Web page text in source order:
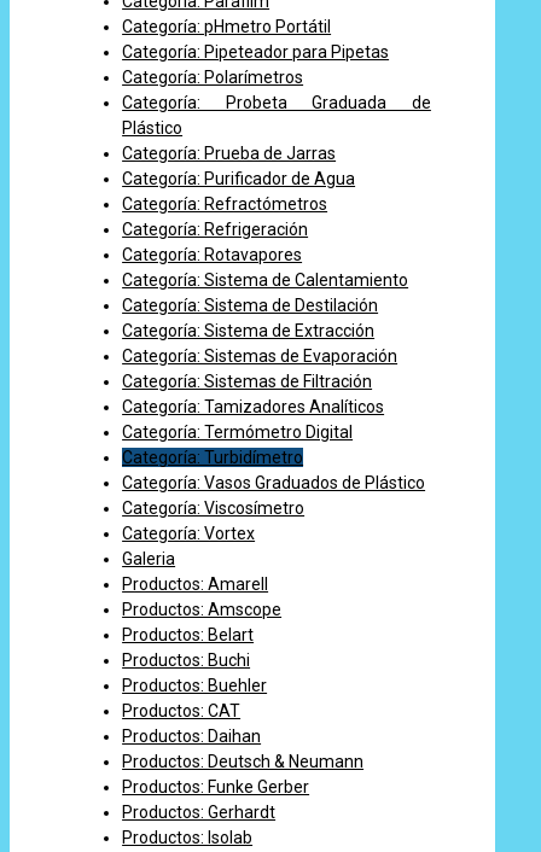
Categoría: pHmetro Portátil
Categoría: Pipeteador para Pipetas
Categoría: Polarímetros
Categoría: Probeta Graduada de
Plástico
Categoría: Prueba de Jarras
Categoría: Purificador de Agua
Categoría: Refractómetros
Categoría: Refrigeración
Categoría: Rotavapores
Categoría: Sistema de Calentamiento
Categoría: Sistema de Destilación
Categoría: Sistema de Extracción
Categoría: Sistemas de Evaporación
Categoría: Sistemas de Filtración
Categoría: Tamizadores Analíticos
Categoría: Termómetro Digital
Categoría: Turbidímetro
Categoría: Vasos Graduados de Plástico
Categoría: Viscosímetro
Categoría: Vortex
Galeria
Productos: Amarell
Productos: Amscope
Productos: Belart
Productos: Buchi
Productos: Buehler
Productos: CAT
Productos: Daihan
Productos: Deutsch & Neumann
Productos: Funke Gerber
Productos: Gerhardt
Productos: Isolab